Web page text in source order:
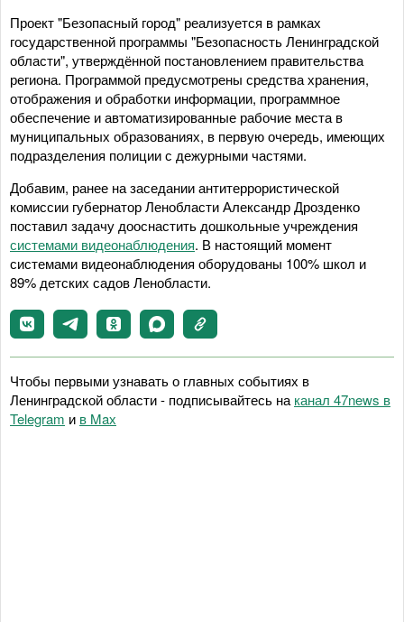
Проект "Безопасный город" реализуется в рамках
государственной программы "Безопасность Ленинградской
области", утверждённой постановлением правительства
региона. Программой предусмотрены средства хранения,
отображения и обработки информации, программное
обеспечение и автоматизированные рабочие места в
муниципальных образованиях, в первую очередь, имеющих
подразделения полиции с дежурными частями.
Добавим, ранее на заседании антитеррористической
комиссии губернатор Ленобласти Александр Дрозденко
поставил задачу дооснастить дошкольные учреждения
системами видеонаблюдения. В настоящий момент
системами видеонаблюдения оборудованы 100% школ и
89% детских садов Ленобласти.
Чтобы первыми узнавать о главных событиях в
Ленинградской области - подписывайтесь на канал 47news в
Telegram и в Maх